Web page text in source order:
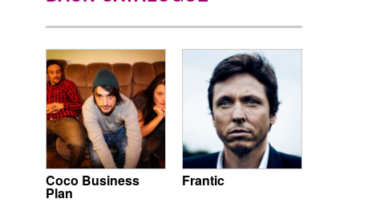
Coco Business
Plan
Frantic